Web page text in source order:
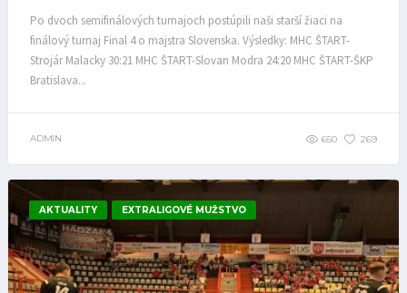
Po dvoch semifinálových turnajoch postúpili naši starší žiaci na
finálový turnaj Final 4 o majstra Slovenska. Výsledky: MHC ŠTART-
Strojár Malacky 30:21 MHC ŠTART-Slovan Modra 24:20 MHC ŠTART-ŠKP
Bratislava...
ADMIN 650 269
AKTUALITY EXTRALIGOVÉ MUŽSTVO